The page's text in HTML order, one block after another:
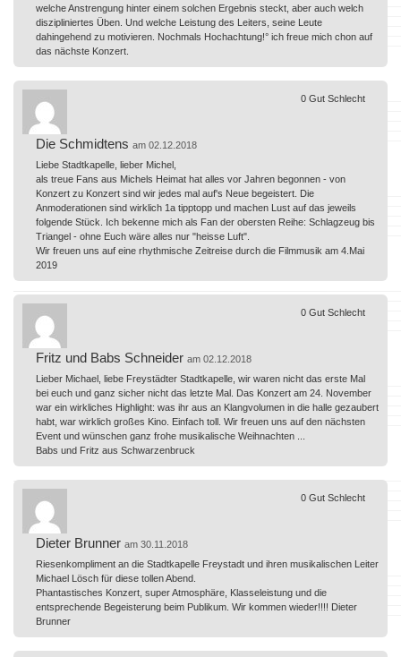
welche Anstrengung hinter einem solchen Ergebnis steckt, aber auch welch
diszipliniertes Üben. Und welche Leistung des Leiters, seine Leute
dahingehend zu motivieren. Nochmals Hochachtung!° ich freue mich chon auf
das nächste Konzert.
Die Schmidtens am 02.12.2018
Liebe Stadtkapelle, lieber Michel,
als treue Fans aus Michels Heimat hat alles vor Jahren begonnen - von
Konzert zu Konzert sind wir jedes mal auf's Neue begeistert. Die
Anmoderationen sind wirklich 1a tipptopp und machen Lust auf das jeweils
folgende Stück. Ich bekenne mich als Fan der obersten Reihe: Schlagzeug bis
Triangel - ohne Euch wäre alles nur "heisse Luft".
Wir freuen uns auf eine rhythmische Zeitreise durch die Filmmusik am 4.Mai
2019
0 Gut Schlecht
Fritz und Babs Schneider am 02.12.2018
Lieber Michael, liebe Freystädter Stadtkapelle, wir waren nicht das erste Mal
bei euch und ganz sicher nicht das letzte Mal. Das Konzert am 24. November
war ein wirkliches Highlight: was ihr aus an Klangvolumen in die halle gezaubert
habt, war wirklich großes Kino. Einfach toll. Wir freuen uns auf den nächsten
Event und wünschen ganz frohe musikalische Weihnachten ...
Babs und Fritz aus Schwarzenbruck
0 Gut Schlecht
Dieter Brunner am 30.11.2018
Riesenkompliment an die Stadtkapelle Freystadt und ihren musikalischen Leiter
Michael Lösch für diese tollen Abend.
Phantastisches Konzert, super Atmosphäre, Klasseleistung und die
entsprechende Begeisterung beim Publikum. Wir kommen wieder!!!! Dieter
Brunner
0 Gut Schlecht